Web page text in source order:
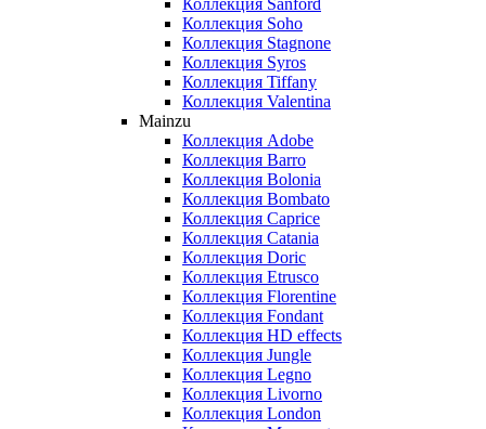
Коллекция Sanford
Коллекция Soho
Коллекция Stagnone
Коллекция Syros
Коллекция Tiffany
Коллекция Valentina
Mainzu
Коллекция Adobe
Коллекция Barro
Коллекция Bolonia
Коллекция Bombato
Коллекция Caprice
Коллекция Catania
Коллекция Doric
Коллекция Etrusco
Коллекция Florentine
Коллекция Fondant
Коллекция HD effects
Коллекция Jungle
Коллекция Legno
Коллекция Livorno
Коллекция London